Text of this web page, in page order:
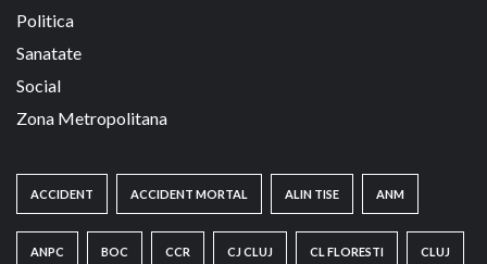
Politica
Sanatate
Social
Zona Metropolitana
ACCIDENT ACCIDENT MORTAL ALIN TISE ANM
ANPC BOC CCR CJ CLUJ CL FLORESTI CLUJ